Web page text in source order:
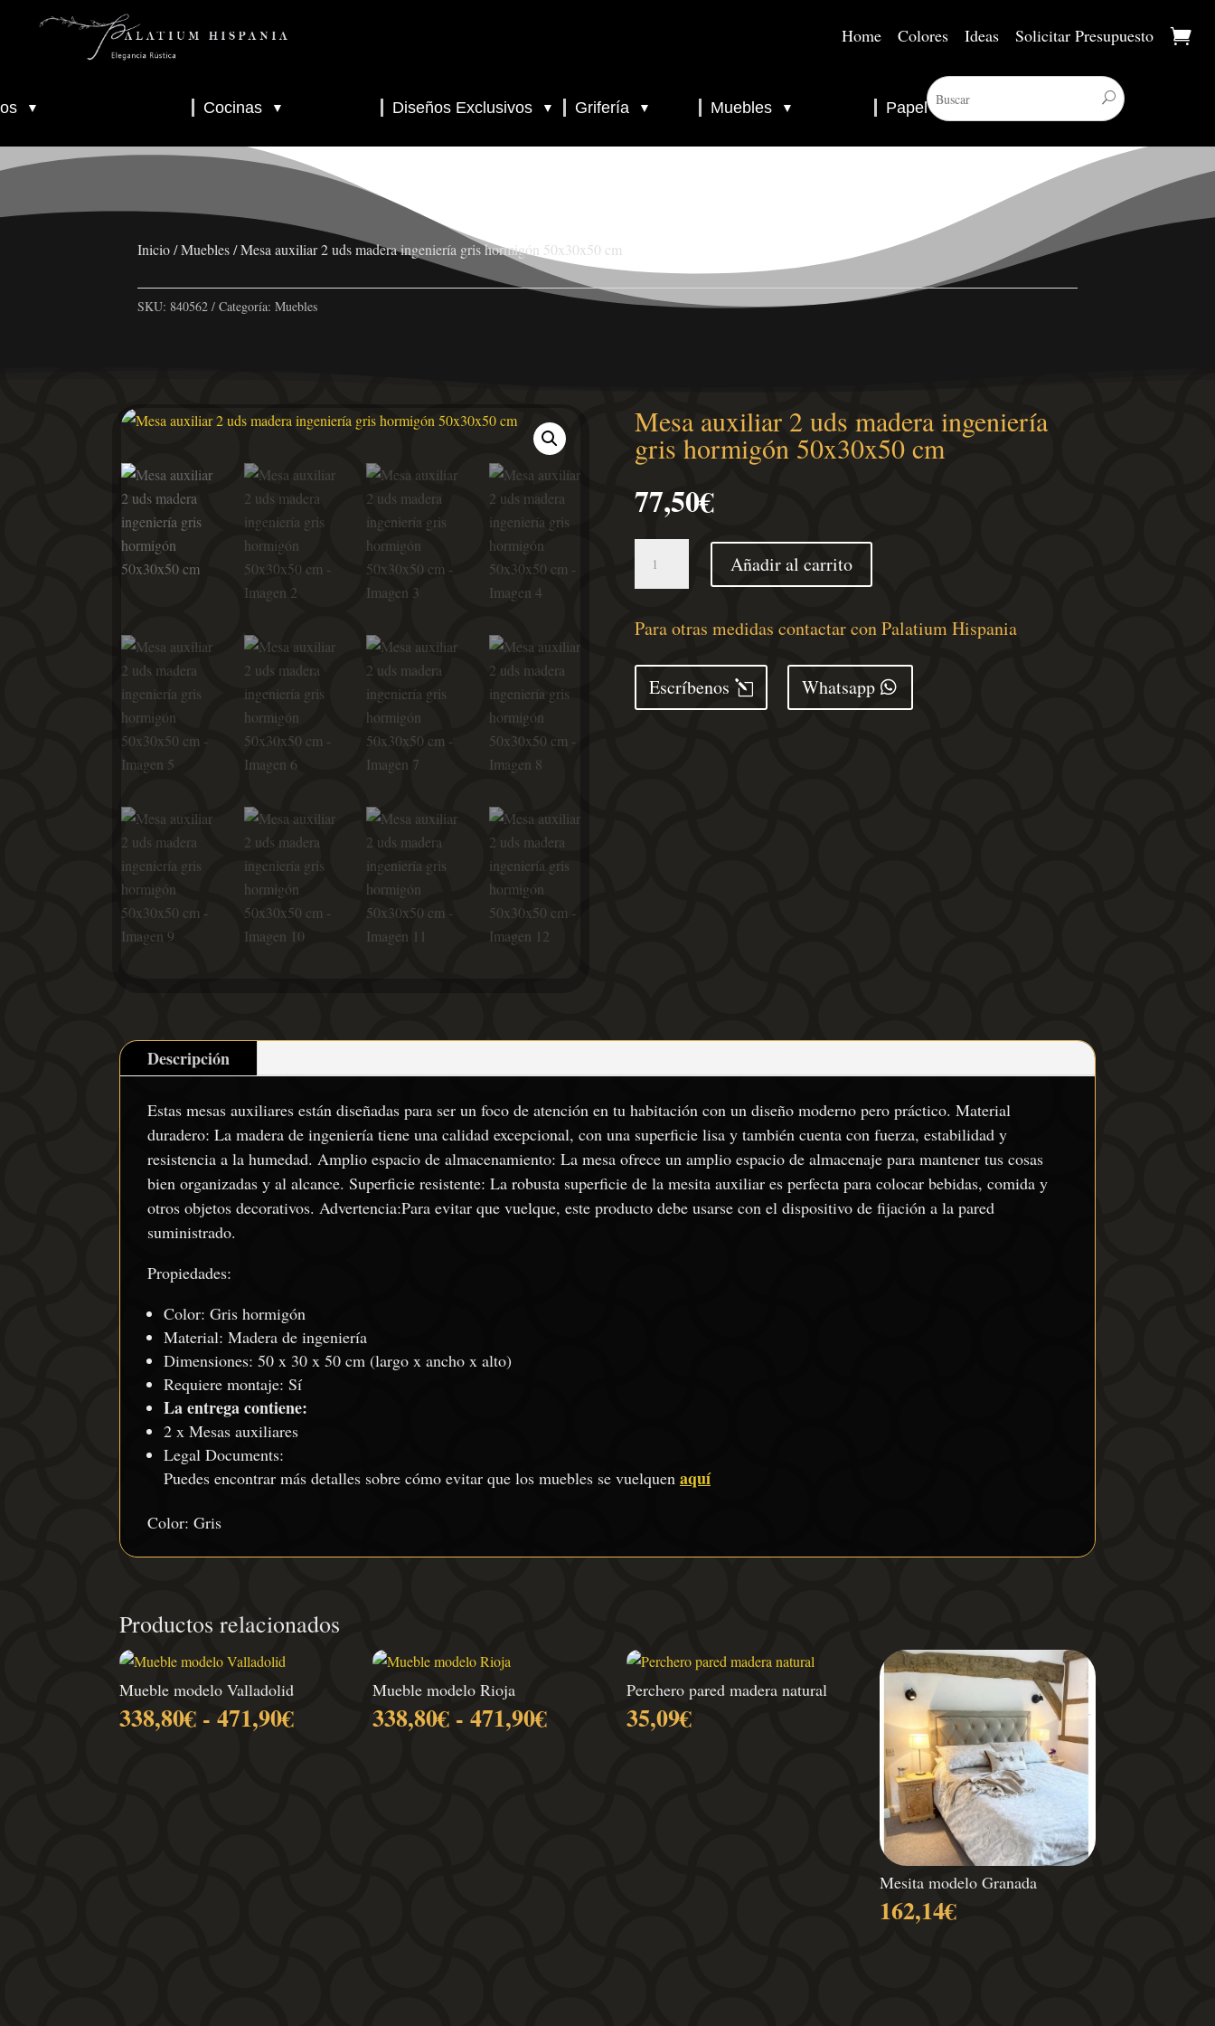
Home Colores Ideas Solicitar Presupuesto
▼
▼
Cocinas ▼ Diseños Exclusivos ▼ Grifería ▼ Muebles ▼ Papel Pintado
Inicio/Muebles/ Mesa auxiliar 2 uds madera ingeniería gris hormigón 50x30x50 cm
SKU: 840562 Categoría: Muebles
Mesa auxiliar 2 uds madera ingeniería
gris hormigón 50x30x50 cm
77,50€
auxiliar
uds
ingeniería
gris
Añadir al carrito
Para otras medidas contactar con Palatium Hispania
Escríbenos Whatsapp
Descripción
Estas mesas auxiliares están diseñadas para ser un foco de atención en tu habitación con un diseño moderno pero práctico. Material
duradero: La madera de ingeniería tiene una calidad excepcional, con una superficie lisa y también cuenta con fuerza, estabilidad y
resistencia a la humedad. Amplio espacio de almacenamiento: La mesa ofrece un amplio espacio de almacenaje para mantener tus cosas
bien organizadas y al alcance. Superficie resistente: La robusta superficie de la mesita auxiliar es perfecta para colocar bebidas, comida y
otros objetos decorativos. Advertencia:Para evitar que vuelque, este producto debe usarse con el dispositivo de fijación a la pared
suministrado.
Propiedades:
Color: Gris hormigón
Material: Madera de ingeniería
Dimensiones: 50 x 30 x 50 cm (largo x ancho x alto)
Requiere montaje: Sí
La entrega contiene:
2 x Mesas auxiliares
Legal Documents:
Puedes encontrar más detalles sobre cómo evitar que los muebles se vuelquen aquí
Color: Gris
Productos relacionados
Mueble modelo Valladolid
338,80€ - 471,90€Rango
Mueble modelo Rioja
338,80€ - 471,90€Rango
Perchero pared madera natural
35,09€
Mesita modelo Granada
162,14€